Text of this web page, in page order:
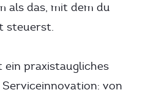
als das, mit dem du
steuerst.
praxistaugliches
von